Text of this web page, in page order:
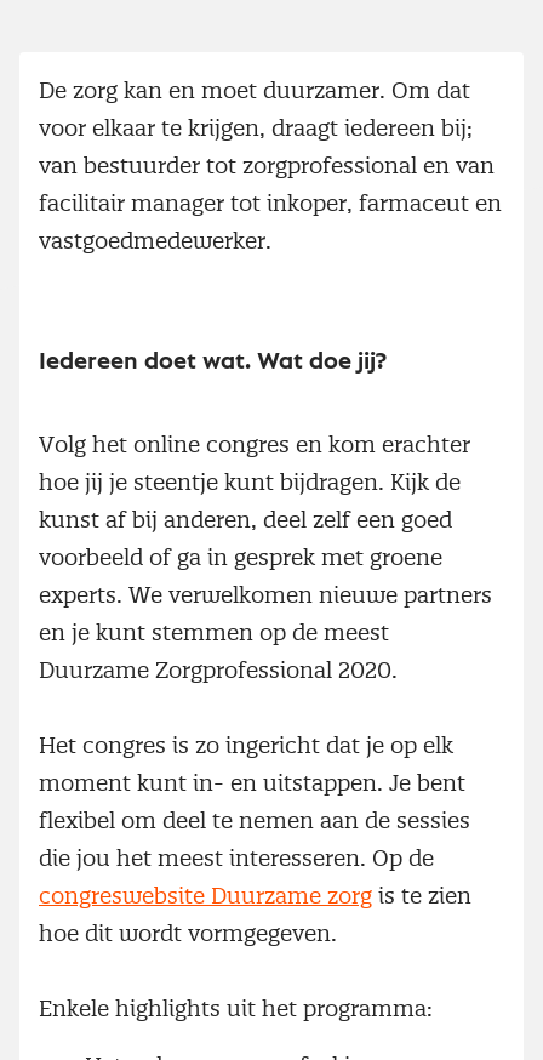
De zorg kan en moet duurzamer. Om dat
voor elkaar te krijgen, draagt iedereen bij;
van bestuurder tot zorgprofessional en van
facilitair manager tot inkoper, farmaceut en
vastgoedmedewerker.
Iedereen doet wat. Wat doe jij?
Volg het online congres en kom erachter
hoe jij je steentje kunt bijdragen. Kijk de
kunst af bij anderen, deel zelf een goed
voorbeeld of ga in gesprek met groene
experts. We verwelkomen nieuwe partners
en je kunt stemmen op de meest
Duurzame Zorgprofessional 2020.
Het congres is zo ingericht dat je op elk
moment kunt in- en uitstappen. Je bent
flexibel om deel te nemen aan de sessies
die jou het meest interesseren. Op de
congreswebsite Duurzame zorg is te zien
hoe dit wordt vormgegeven.
Enkele highlights uit het programma: